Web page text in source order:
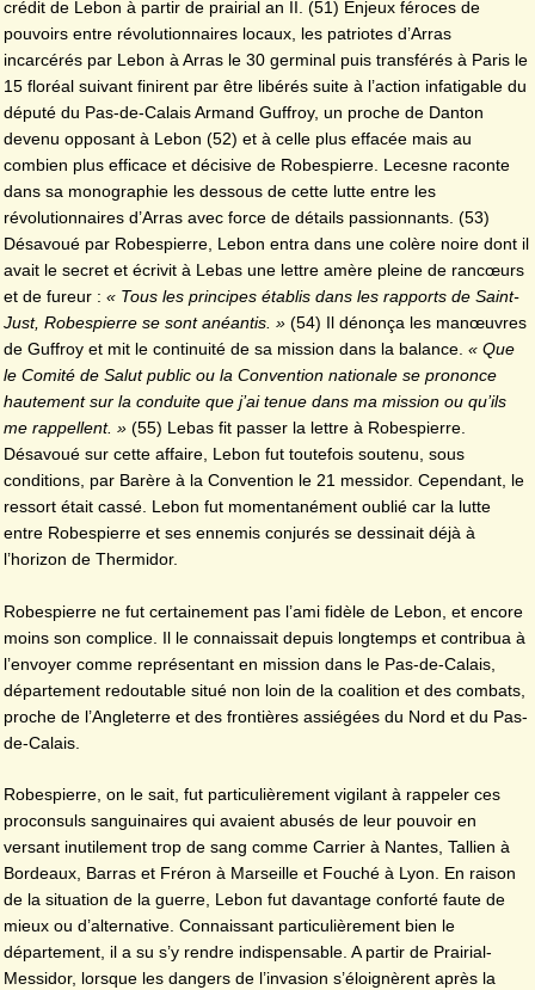
crédit de Lebon à partir de prairial an II. (51) Enjeux féroces de
pouvoirs entre révolutionnaires locaux, les patriotes d’Arras
incarcérés par Lebon à Arras le 30 germinal puis transférés à Paris le
15 floréal suivant finirent par être libérés suite à l’action infatigable du
député du Pas-de-Calais Armand Guffroy, un proche de Danton
devenu opposant à Lebon (52) et à celle plus effacée mais au
combien plus efficace et décisive de Robespierre. Lecesne raconte
dans sa monographie les dessous de cette lutte entre les
révolutionnaires d’Arras avec force de détails passionnants. (53)
Désavoué par Robespierre, Lebon entra dans une colère noire dont il
avait le secret et écrivit à Lebas une lettre amère pleine de rancœurs
et de fureur : « Tous les principes établis dans les rapports de Saint-
Just, Robespierre se sont anéantis. » (54) Il dénonça les manœuvres
de Guffroy et mit le continuité de sa mission dans la balance. « Que
le Comité de Salut public ou la Convention nationale se prononce
hautement sur la conduite que j’ai tenue dans ma mission ou qu’ils
me rappellent. » (55) Lebas fit passer la lettre à Robespierre.
Désavoué sur cette affaire, Lebon fut toutefois soutenu, sous
conditions, par Barère à la Convention le 21 messidor. Cependant, le
ressort était cassé. Lebon fut momentanément oublié car la lutte
entre Robespierre et ses ennemis conjurés se dessinait déjà à
l’horizon de Thermidor.
Robespierre ne fut certainement pas l’ami fidèle de Lebon, et encore
moins son complice. Il le connaissait depuis longtemps et contribua à
l’envoyer comme représentant en mission dans le Pas-de-Calais,
département redoutable situé non loin de la coalition et des combats,
proche de l’Angleterre et des frontières assiégées du Nord et du Pas-
de-Calais.
Robespierre, on le sait, fut particulièrement vigilant à rappeler ces
proconsuls sanguinaires qui avaient abusés de leur pouvoir en
versant inutilement trop de sang comme Carrier à Nantes, Tallien à
Bordeaux, Barras et Fréron à Marseille et Fouché à Lyon. En raison
de la situation de la guerre, Lebon fut davantage conforté faute de
mieux ou d’alternative. Connaissant particulièrement bien le
département, il a su s’y rendre indispensable. A partir de Prairial-
Messidor, lorsque les dangers de l’invasion s’éloignèrent après la